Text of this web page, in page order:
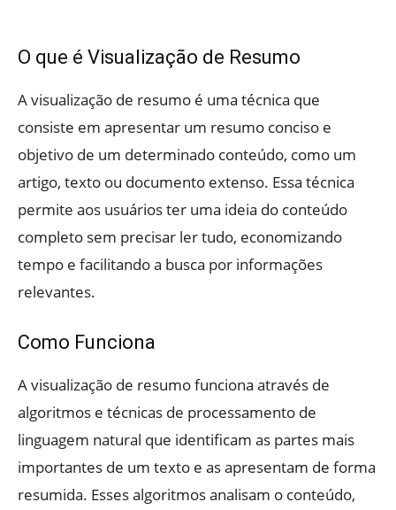
O que é Visualização de Resumo
A visualização de resumo é uma técnica que
consiste em apresentar um resumo conciso e
objetivo de um determinado conteúdo, como um
artigo, texto ou documento extenso. Essa técnica
permite aos usuários ter uma ideia do conteúdo
completo sem precisar ler tudo, economizando
tempo e facilitando a busca por informações
relevantes.
Como Funciona
A visualização de resumo funciona através de
algoritmos e técnicas de processamento de
linguagem natural que identificam as partes mais
importantes de um texto e as apresentam de forma
resumida. Esses algoritmos analisam o conteúdo,